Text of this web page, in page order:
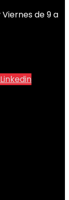
Viernes de 9 a
Linkedin